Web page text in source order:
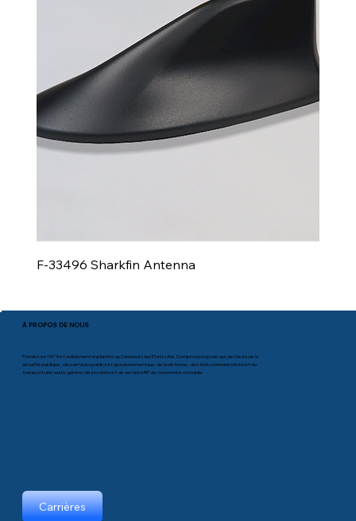
F-33496 Sharkfin Antenna
À PROPOS DE NOUS
Fondée en 1975 et solidement implantée au Canada et aux États-Unis, Comprod propose aux secteurs de la
sécurité publique, des services publics et gouvernementaux, de la défense, des télécommunications et du
transport une vaste gamme de produits et de services RF de renommée mondiale.
Carrières